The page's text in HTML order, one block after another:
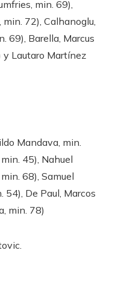
min. 69),
72), Calhanoglu,
69), Barella, Marcus
y Lautaro Martínez
Mandava, min.
45), Nahuel
68), Samuel
54), De Paul, Marcos
min. 78)